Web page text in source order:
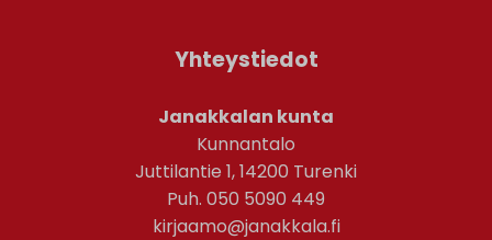
Yhteystiedot
Janakkalan kunta
Kunnantalo
Juttilantie 1, 14200 Turenki
Puh. 050 5090 449
kirjaamo@janakkala.fi